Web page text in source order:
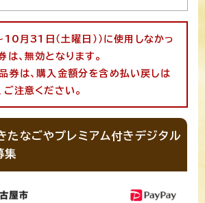
10月31日（土曜日））に使用しなかっ
、無効となります。
券は、購入金額分を含め払い戻しは
注意ください。
たなごやプレミアム付きデジタル
集